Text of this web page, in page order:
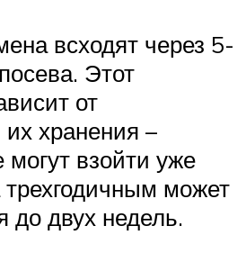
всходят через 5-
Этот
от
хранения –
взойти уже
трехгодичным может
до двух недель.